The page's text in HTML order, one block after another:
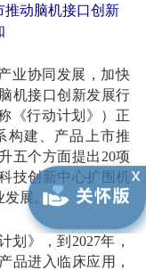
推动脑机接口创新
业协同发展，加快
机接口创新发展行
《行动计划》）正
构建、产品上市推
五个方面提出20项
技创新中心扩围机
发展。
划》，到2027年，
品进入临床应用，